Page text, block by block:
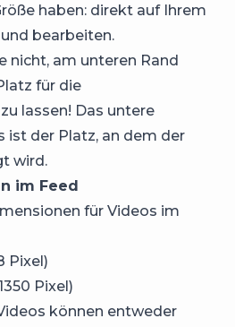
haben: direkt auf Ihrem
bearbeiten.
nicht, am unteren Rand
für die
lassen! Das untere
ist der Platz, an dem der
wird.
im Feed
für Videos im
Pixel)
Pixel)
können entweder